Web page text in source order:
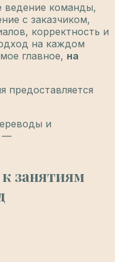
ведение команды,
с заказчиком,
корректность и
на каждом
главное, на
предоставляется
и
—
занятиям